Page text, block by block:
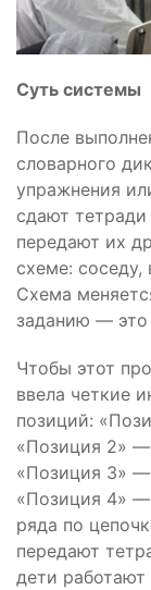
Суть системы
После
словарного
упражнения
сдают
передают их
схеме: соседу,
Схема
заданию — это
Чтобы этот
ввела четкие
позиций:
«Позиция 2» —
«Позиция 3» —
«Позиция 4» —
ряда по
передают
дети